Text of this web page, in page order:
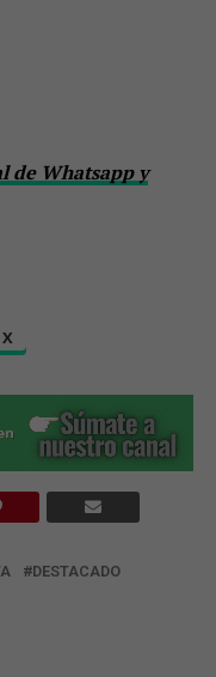
de Whatsapp y
X
DESTACADO